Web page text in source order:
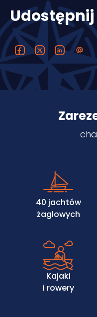
40 jachtów
żaglowych
Kajaki
i rowery